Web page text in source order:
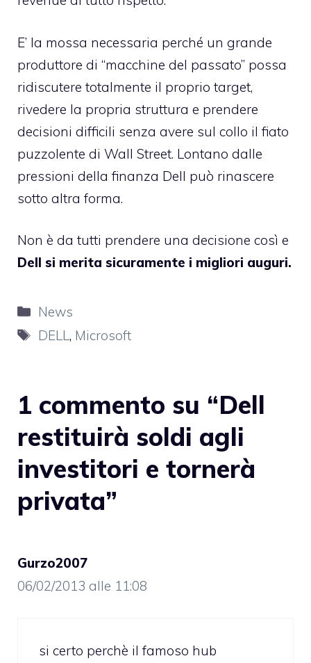
E’ la mossa necessaria perché un grande
produttore di “macchine del passato” possa
ridiscutere totalmente il proprio target,
rivedere la propria struttura e prendere
decisioni difficili senza avere sul collo il fiato
puzzolente di Wall Street. Lontano dalle
pressioni della finanza Dell può rinascere
sotto altra forma.
Non è da tutti prendere una decisione così e
Dell si merita sicuramente i migliori auguri.
Categorie
News
Tag
DELL, Microsoft
1 commento su “Dell
restituirà soldi agli
investitori e tornerà
privata”
Gurzo2007
06/02/2013 alle 11:08
si certo perchè il famoso hub